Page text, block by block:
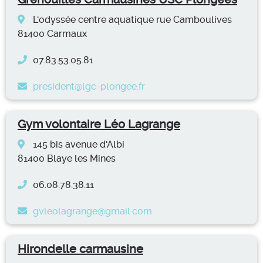
L'odyssée centre aquatique rue Camboulives
81400 Carmaux
07.83.53.05.81
president@lgc-plongee.fr
Gym volontaire Léo Lagrange
145 bis avenue d'Albi
81400 Blaye les Mines
06.08.78.38.11
gvleolagrange@gmail.com
Hirondelle carmausine